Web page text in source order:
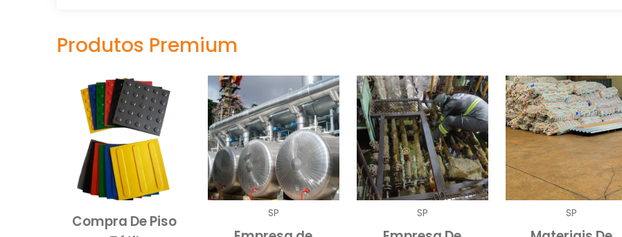
uniformidade de densidade e espessura, o que resulta em produtos finalizados perfeitos para
durabilidade para os seus projetos.
VANTAGENS DAS PLACAS DEXPS
As placas dexps
são renomadas por sua grande capacidade de isolamento térmico. Em
comparação com outros materiais como o isopor e a lã de vidro, oxpsoferece uma resistência
superior ao calor e à umidade, tornando-se a escolha ideal para ambientes que exigem alta
performance. Seu uso vem crescendo rapidamente no setor de construção, pois se traduz em
economia de energia e redução de custos ao longo do tempo.
Produtos Premium
Compra De Piso
SP SP SP